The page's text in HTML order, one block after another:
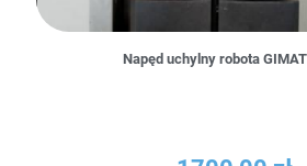
Napęd uchylny robota